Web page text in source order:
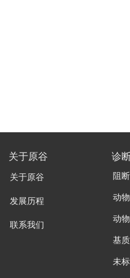
关于原谷
关于原谷
发展历程
联系我们
诊
阻
动
动
基
未